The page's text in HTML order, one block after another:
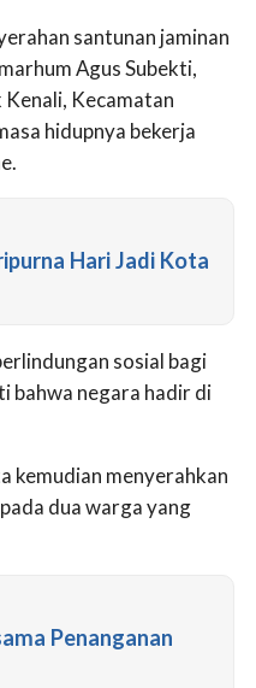
santunan jaminan
Agus Subekti,
Kecamatan
hidupnya bekerja
Hari Jadi Kota
sosial bagi
bahwa negara hadir di
kemudian menyerahkan
dua warga yang
Penanganan